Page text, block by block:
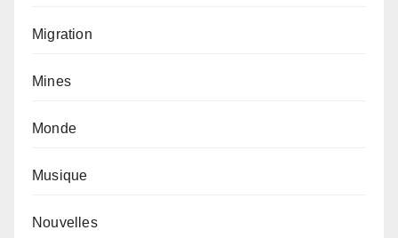
Migration
Mines
Monde
Musique
Nouvelles